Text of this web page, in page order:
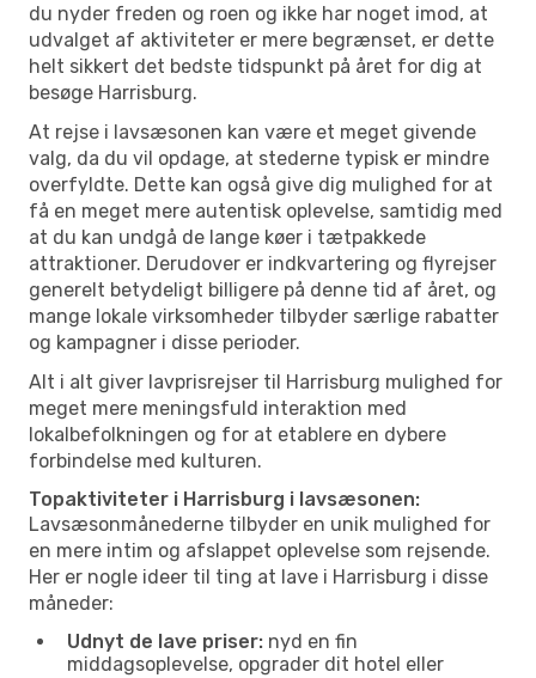
du nyder freden og roen og ikke har noget imod, at
udvalget af aktiviteter er mere begrænset, er dette
helt sikkert det bedste tidspunkt på året for dig at
besøge Harrisburg.
At rejse i lavsæsonen kan være et meget givende
valg, da du vil opdage, at stederne typisk er mindre
overfyldte. Dette kan også give dig mulighed for at
få en meget mere autentisk oplevelse, samtidig med
at du kan undgå de lange køer i tætpakkede
attraktioner. Derudover er indkvartering og flyrejser
generelt betydeligt billigere på denne tid af året, og
mange lokale virksomheder tilbyder særlige rabatter
og kampagner i disse perioder.
Alt i alt giver lavprisrejser til Harrisburg mulighed for
meget mere meningsfuld interaktion med
lokalbefolkningen og for at etablere en dybere
forbindelse med kulturen.
Topaktiviteter i Harrisburg i lavsæsonen:
Lavsæsonmånederne tilbyder en unik mulighed for
en mere intim og afslappet oplevelse som rejsende.
Her er nogle ideer til ting at lave i Harrisburg i disse
måneder:
Udnyt de lave priser: nyd en fin
middagsoplevelse, opgrader dit hotel eller